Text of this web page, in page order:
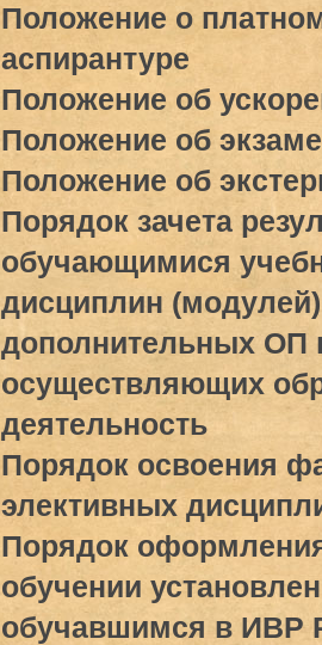
Положение о
аспирантуре
Положение об
Положение об
Положение об
Порядок зачета
обучающимися
дисциплин
дополнительных ОП
осуществляющих
деятельность
Порядок освоения
элективных
Порядок
обучении
обучавшимся в ИВР